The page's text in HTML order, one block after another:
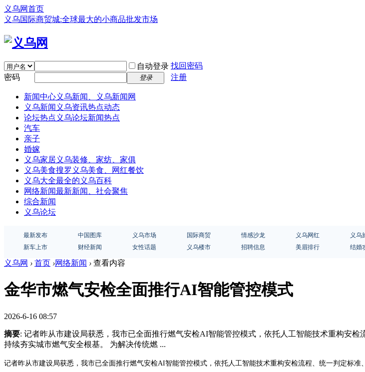
义乌网首页
义乌国际商贸城:全球最大的小商品批发市场
自动登录 找回密码
密码
登录 注册
新闻中心义乌新闻、义乌新闻网
义乌新闻 义乌资讯热点动态
论坛热点 义乌论坛新闻热点
汽车
亲子
婚嫁
义乌家居义乌装修、家纺、家俱
义乌美食搜罗义乌美食、网红餐饮
义乌大全最全的义乌百科
网络新闻最新新闻、社会聚焦
综合新闻
义乌论坛
最新发布 中国图库 义乌市场 国际商贸 情感沙龙 义乌网红 义乌
新车上市
财经新闻 女性话题 义乌楼市 招聘信息 美眉排行 结婚
义乌网 › 首页 ›网络新闻 › 查看内容
金华市燃气安检全面推行AI智能管控模式
2026-6-16 08:57
摘要: 记者昨从市建设局获悉，我市已全面推行燃气安检AI智能管控模式，依托人工智能技术重构安
持续夯实城市燃气安全根基。 为解决传统燃 ...
记者昨从市建设局获悉，我市已全面推行燃气安检AI智能管控模式，依托人工智能技术重构安检流程、统一判定标